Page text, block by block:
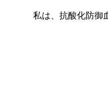
私は、抗酸化防御